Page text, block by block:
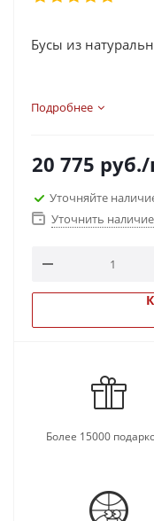
Бусы из
Подробнее
20 775 руб./
Уточняйте
Уточнить
Более 15000